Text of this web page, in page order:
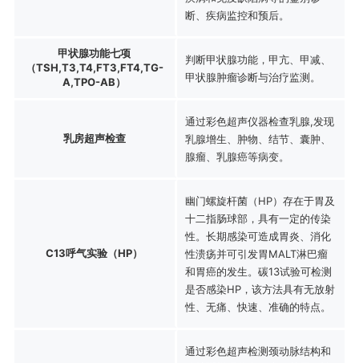
断、疾病监控和预后。
甲状腺功能七项
（TSH,T3,T4,FT3,FT4,TG-
A,TPO-AB）
判断甲状腺功能，甲亢、甲减、
甲状腺肿瘤诊断与治疗监测。
乳房超声检查
通过彩色超声仪器检查乳腺,发现
乳腺增生、肿物、结节、囊肿、
腺瘤、乳腺癌等病变。
C13呼气实验（HP）
幽门螺旋杆菌（HP）存在于胃及
十二指肠球部，具有一定的传染
性。长期感染可造成胃炎、消化
性溃疡并可引发胃MALT淋巴瘤
和胃癌的发生。碳13试验可检测
是否感染HP，该方法具有无放射
性、无痛、快速、准确的特点。
通过彩色超声检测颈动脉结构和